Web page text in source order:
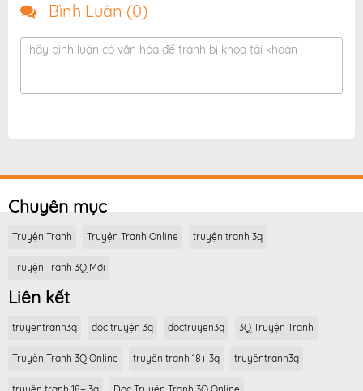
Bình Luận (0)
hãy bình luận có văn hóa để tránh bị khóa tài khoản
Chuyên mục
Truyện Tranh Truyện Tranh Online truyện tranh 3q
Truyện Tranh 3Q Mới
Liên kết
truyentranh3q đọc truyện 3q doctruyen3q 3Q Truyện Tranh
Truyện Tranh 3Q Online truyện tranh 18+ 3q truyệntranh3q